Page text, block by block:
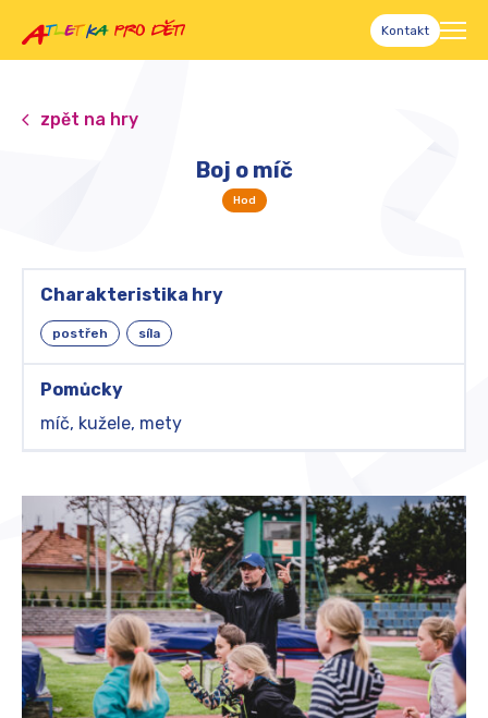
Kontakt
zpět na hry
Boj o míč
Hod
Charakteristika hry
postřeh síla
Pomůcky
míč, kužele, mety